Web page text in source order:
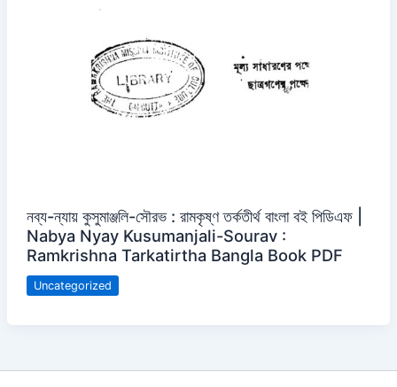
নব্য-ন্যায় কুসুমাঞ্জলি-সৌরভ : রামকৃষ্ণ তর্কতীর্থ বাংলা বই পিডিএফ |
Nabya Nyay Kusumanjali-Sourav :
Ramkrishna Tarkatirtha Bangla Book PDF
Uncategorized